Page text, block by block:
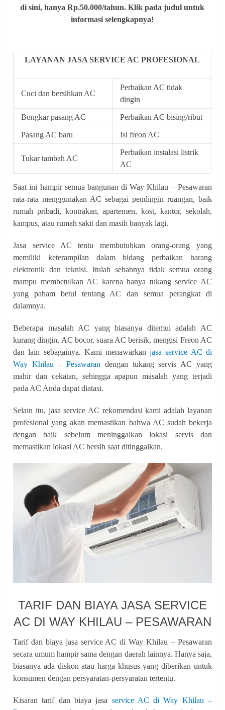
di sini, hanya Rp.50.000/tahun. Klik pada judul untuk
informasi selengkapnya!
LAYANAN JASA SERVICE AC PROFESIONAL
Cuci dan bersihkan AC
Perbaikan AC tidak
dingin
Bongkar pasang AC Perbaikan AC bising/ribut
Pasang AC baru Isi freon AC
Tukar tambah AC
Perbaikan instalasi listrik
AC
Saat ini hampir semua bangunan di Way Khilau – Pesawaran
rata-rata menggunakan AC sebagai pendingin ruangan, baik
rumah pribadi, kontrakan, apartemen, kost, kantor, sekolah,
kampus, atau rumah sakit dan masih banyak lagi.
Jasa service AC tentu membutuhkan orang-orang yang
memiliki keterampilan dalam bidang perbaikan barang
elektronik dan teknisi. Itulah sebabnya tidak semua orang
mampu membetulkan AC karena hanya tukang service AC
yang paham betul tentang AC dan semua perangkat di
dalamnya.
Beberapa masalah AC yang biasanya ditemui adalah AC
kurang dingin, AC bocor, suara AC berisik, mengisi Freon AC
dan lain sebagainya. Kami menawarkanjasa service AC di
Way Khilau – Pesawaran dengan tukang servis AC yang
mahir dan cekatan, sehingga apapun masalah yang terjadi
pada AC Anda dapat diatasi.
Selain itu, jasa service AC rekomendasi kami adalah layanan
profesional yang akan memastikan bahwa AC sudah bekerja
dengan baik sebelum meninggalkan lokasi servis dan
memastikan lokasi AC bersih saat ditinggalkan.
TARIF DAN BIAYA JASA SERVICE
AC DI WAY KHILAU – PESAWARAN
Tarif dan biaya jasa service AC di Way Khilau – Pesawaran
secara umum hampir sama dengan daerah lainnya. Hanya saja,
biasanya ada diskon atau harga khusus yang diberikan untuk
konsumen dengan persyaratan-persyaratan tertentu.
Kisaran tarif dan biaya jasa service AC di Way Khilau –